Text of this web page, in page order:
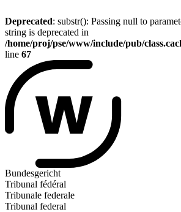
Deprecated: substr(): Passing null to
string is deprecated in
/home/proj/pse/www/include/pub/
line 67
Bundesgericht
Tribunal fédéral
Tribunale federale
Tribunal federal